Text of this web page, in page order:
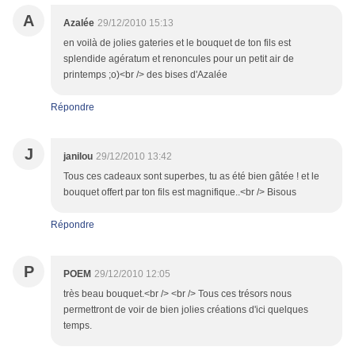
A Azalée 29/12/2010 15:13
en voilà de jolies gateries et le bouquet de ton fils est
splendide agératum et renoncules pour un petit air de
printemps ;o)<br /> des bises d'Azalée
Répondre
J janilou 29/12/2010 13:42
Tous ces cadeaux sont superbes, tu as été bien gâtée ! et le
bouquet offert par ton fils est magnifique..<br /> Bisous
Répondre
P POEM 29/12/2010 12:05
très beau bouquet.<br /> <br /> Tous ces trésors nous
permettront de voir de bien jolies créations d'ici quelques
temps.